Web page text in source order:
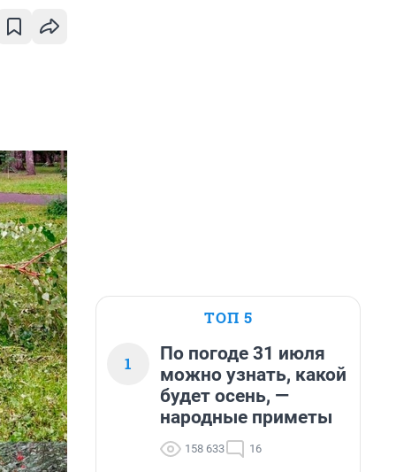
ТОП 5
1
По погоде 31 июля
можно узнать, какой
будет осень, —
народные приметы
158 633 16